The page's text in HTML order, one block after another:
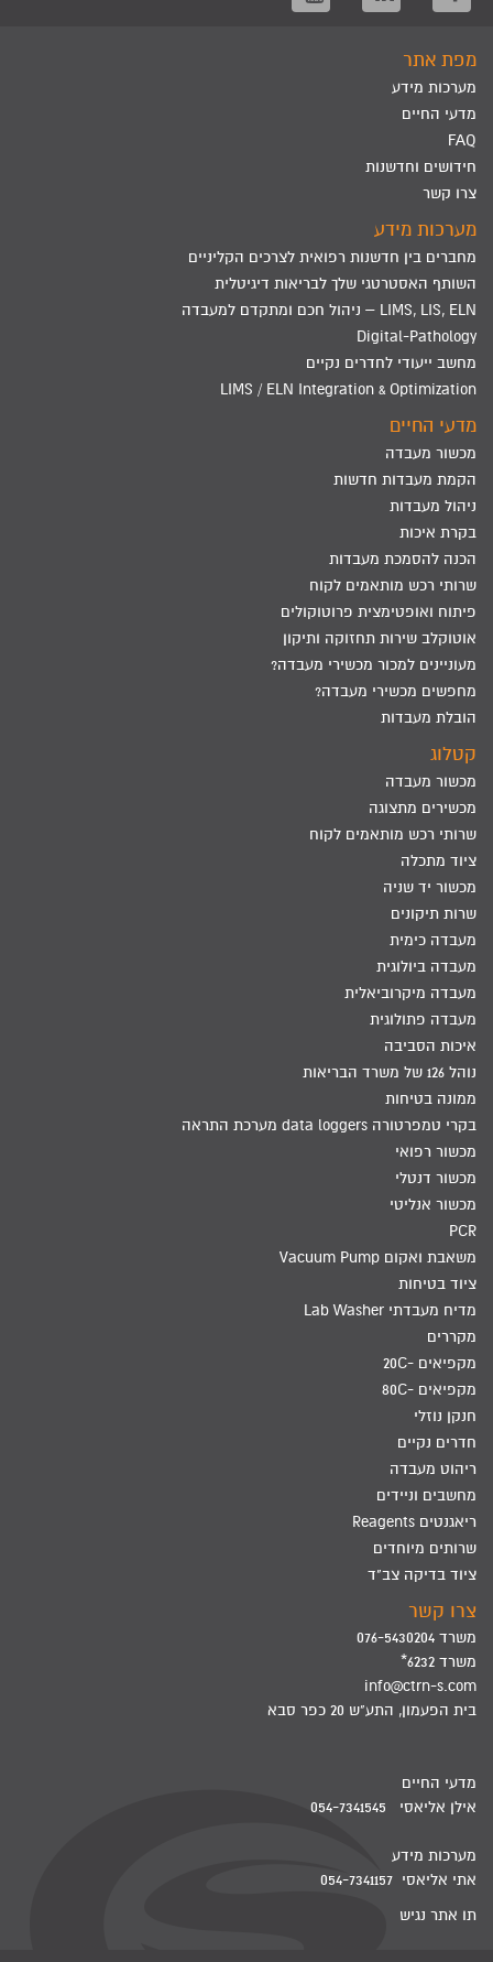
מפת אתר
מערכות מידע
מדעי החיים
FAQ
חידושים וחדשנות
צרו קשר
מערכות מידע
מחברים בין חדשנות רפואית לצרכים הקליניים
השותף האסטרטגי שלך לבריאות דיגיטלית
LIMS, LIS, ELN – ניהול חכם ומתקדם למעבדה
Digital-Pathology
מחשב ייעודי לחדרים נקיים
LIMS / ELN Integration & Optimization
מדעי החיים
מכשור מעבדה
הקמת מעבדות חדשות
ניהול מעבדות
בקרת איכות
הכנה להסמכת מעבדות
שרותי רכש מותאמים לקוח
פיתוח ואופטימצית פרוטוקולים
אוטוקלב שירות תחזוקה ותיקון
מעוניינים למכור מכשירי מעבדה?
מחפשים מכשירי מעבדה?
הובלת מעבדות
קטלוג
מכשור מעבדה
מכשירים מתצוגה
שרותי רכש מותאמים לקוח
ציוד מתכלה
מכשור יד שניה
שרות תיקונים
מעבדה כימית
מעבדה ביולוגית
מעבדה מיקרוביאלית
מעבדה פתולוגית
איכות הסביבה
נוהל 126 של משרד הבריאות
ממונה בטיחות
בקרי טמפרטורה data loggers מערכת התראה
מכשור רפואי
מכשור דנטלי
מכשור אנליטי
PCR
משאבת ואקום Vacuum Pump
ציוד בטיחות
מדיח מעבדתי Lab Washer
מקררים
מקפיאים -20C
מקפיאים -80C
חנקן נוזלי
חדרים נקיים
ריהוט מעבדה
מחשבים וניידים
ריאגנטים Reagents
שרותים מיוחדים
ציוד בדיקה צב"ד
צרו קשר
משרד 076-5430204
משרד 6232*
info@ctrn-s.com
בית הפעמון, התע"ש 20 כפר סבא
מדעי החיים
אילן אליאסי 054-7341545
מערכות מידע
אתי אליאסי 054-7341157
תו אתר נגיש